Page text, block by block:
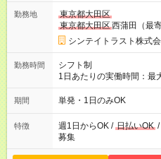
⇒希望をお聞かせください
日給保障あり └早く終わっても”全額”
研修 ≫ 研修時の給与： 日給10，000円×3日間（24時間） ＝研
修費として合計30，000
【試用期間】試用期間なし
勤務地
東京都大田区
東京都大田区西蒲田（最
シンテイトラスト株式
勤務時間
シフト制
1日あたりの実働時間：最大8時間/日 ＜シフ
18：00 ■20：00～翌5：00 など！ 上記時
間・休憩1時間／日
期間 単発・1日のみOK
特徴 週1日からOK / 日払いOK
募集